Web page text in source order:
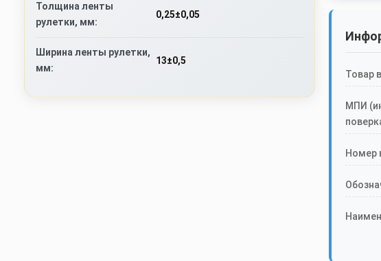
Толщина ленты
рулетки, мм:
0,25±0,05
Ширина ленты рулетки,
мм:
13±0,5
Товар
МПИ
Номер